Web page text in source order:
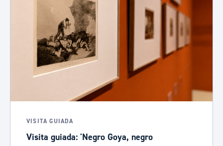
VISITA GUIADA
Visita guiada: 'Negro Goya, negro